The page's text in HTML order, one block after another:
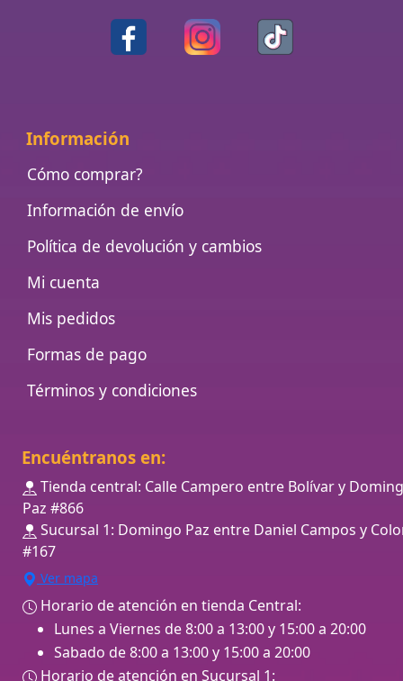
Información
Cómo comprar?
Información de envío
Política de devolución y cambios
Mi cuenta
Mis pedidos
Formas de pago
Términos y condiciones
Encuéntranos en:
Tienda central: Calle Campero entre Bolívar y
Paz #866
Sucursal 1: Domingo Paz entre Daniel Campos y
#167
Ver mapa
Horario de atención en tienda Central:
Lunes a Viernes de 8:00 a 13:00 y 15:00 a 20:00
Sabado de 8:00 a 13:00 y 15:00 a 20:00
Horario de atención en Sucursal 1: